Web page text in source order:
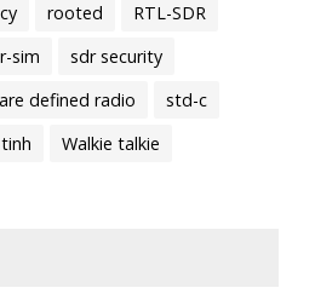
rooted
RTL-SDR
sim
sdr security
defined radio
std-c
Walkie talkie